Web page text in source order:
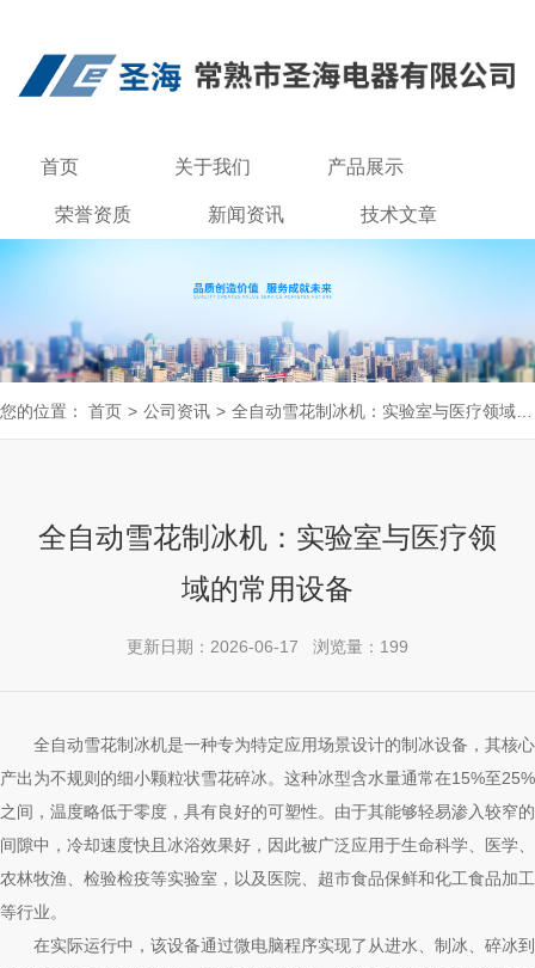
首页 关于我们 产品展示
荣誉资质 新闻资讯 技术文章
您的位置： 首页 > 公司资讯 > 全自动雪花制冰机：实验室与医疗领域的常用设备
全自动雪花制冰机：实验室与医疗领
域的常用设备
更新日期：2026-06-17 浏览量：199
全自动雪花制冰机是一种专为特定应用场景设计的制冰设备，其核心
产出为不规则的细小颗粒状雪花碎冰。这种冰型含水量通常在15%至25%
之间，温度略低于零度，具有良好的可塑性。由于其能够轻易渗入较窄的
间隙中，冷却速度快且冰浴效果好，因此被广泛应用于生命科学、医学、
农林牧渔、检验检疫等实验室，以及医院、超市食品保鲜和化工食品加工
等行业。
在实际运行中，该设备通过微电脑程序实现了从进水、制冰、碎冰到